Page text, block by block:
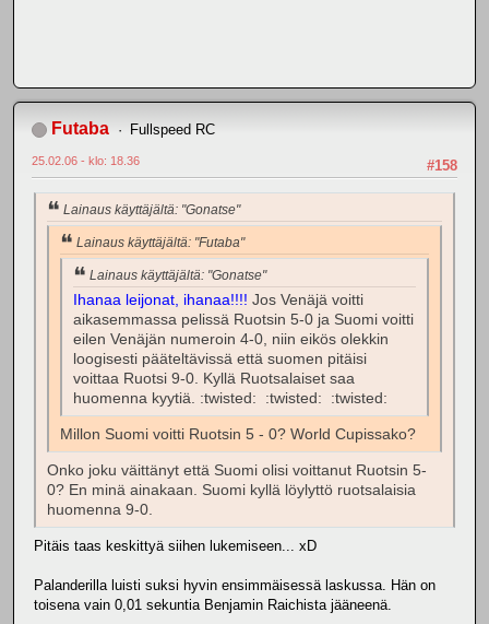
Futaba Fullspeed RC
#158
25.02.06 - klo: 18.36
Lainaus käyttäjältä: "Gonatse"
Lainaus käyttäjältä: "Futaba"
Lainaus käyttäjältä: "Gonatse"
Ihanaa leijonat, ihanaa!!!! Jos Venäjä voitti
aikasemmassa pelissä Ruotsin 5-0 ja Suomi voitti
eilen Venäjän numeroin 4-0, niin eikös olekkin
loogisesti pääteltävissä että suomen pitäisi
voittaa Ruotsi 9-0. Kyllä Ruotsalaiset saa
huomenna kyytiä. :twisted: :twisted: :twisted:
Millon Suomi voitti Ruotsin 5 - 0? World Cupissako?
Onko joku väittänyt että Suomi olisi voittanut Ruotsin 5-
0? En minä ainakaan. Suomi kyllä löylyttö ruotsalaisia
huomenna 9-0.
Pitäis taas keskittyä siihen lukemiseen... xD
Palanderilla luisti suksi hyvin ensimmäisessä laskussa. Hän on
toisena vain 0,01 sekuntia Benjamin Raichista jääneenä.